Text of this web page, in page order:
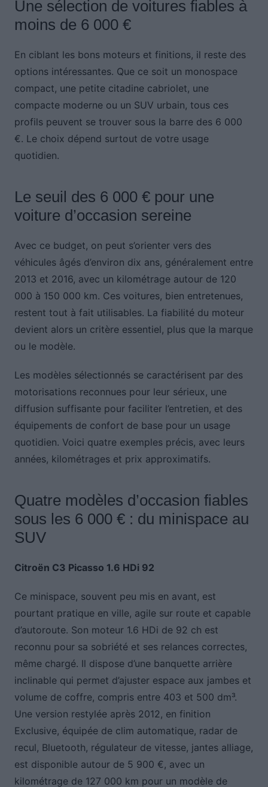
Une sélection de voitures fiables à
moins de 6 000 €
En ciblant les bons moteurs et finitions, il reste des
options intéressantes. Que ce soit un monospace
compact, une petite citadine cabriolet, une
compacte moderne ou un SUV urbain, tous ces
profils peuvent se trouver sous la barre des 6 000
€. Le choix dépend surtout de votre usage
quotidien.
Le seuil des 6 000 € pour une
voiture d’occasion sereine
Avec ce budget, on peut s’orienter vers des
véhicules âgés d’environ dix ans, généralement entre
2013 et 2016, avec un kilométrage autour de 120
000 à 150 000 km. Ces voitures, bien entretenues,
restent tout à fait utilisables. La fiabilité du moteur
devient alors un critère essentiel, plus que la marque
ou le modèle.
Les modèles sélectionnés se caractérisent par des
motorisations reconnues pour leur sérieux, une
diffusion suffisante pour faciliter l’entretien, et des
équipements de confort de base pour un usage
quotidien. Voici quatre exemples précis, avec leurs
années, kilométrages et prix approximatifs.
Quatre modèles d’occasion fiables
sous les 6 000 € : du minispace au
SUV
Citroën C3 Picasso 1.6 HDi 92
Ce minispace, souvent peu mis en avant, est
pourtant pratique en ville, agile sur route et capable
d’autoroute. Son moteur 1.6 HDi de 92 ch est
reconnu pour sa sobriété et ses relances correctes,
même chargé. Il dispose d’une banquette arrière
inclinable qui permet d’ajuster espace aux jambes et
volume de coffre, compris entre 403 et 500 dm³.
Une version restylée après 2012, en finition
Exclusive, équipée de clim automatique, radar de
recul, Bluetooth, régulateur de vitesse, jantes alliage,
est disponible autour de 5 900 €, avec un
kilométrage de 127 000 km pour un modèle de